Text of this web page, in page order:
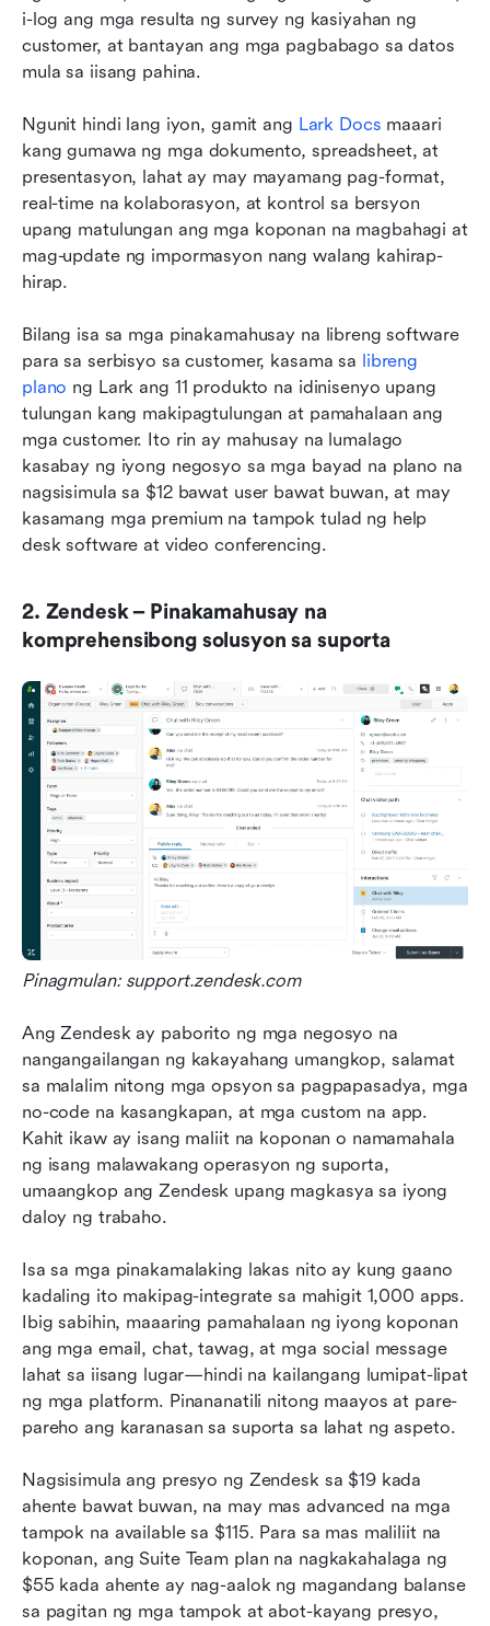
i-log ang mga resulta ng survey ng kasiyahan ng
customer, at bantayan ang mga pagbabago sa datos
mula sa iisang pahina.
Ngunit hindi lang iyon, gamit ang Lark Docs maaari
kang gumawa ng mga dokumento, spreadsheet, at
presentasyon, lahat ay may mayamang pag-format,
real-time na kolaborasyon, at kontrol sa bersyon
upang matulungan ang mga koponan na magbahagi at
mag-update ng impormasyon nang walang kahirap-
hirap.
Bilang isa sa mga pinakamahusay na libreng software
para sa serbisyo sa customer, kasama sa libreng
plano ng Lark ang 11 produkto na idinisenyo upang
tulungan kang makipagtulungan at pamahalaan ang
mga customer. Ito rin ay mahusay na lumalago
kasabay ng iyong negosyo sa mga bayad na plano na
nagsisimula sa $12 bawat user bawat buwan, at may
kasamang mga premium na tampok tulad ng help
desk software at video conferencing.
2. Zendesk – Pinakamahusay na
komprehensibong solusyon sa suporta
Pinagmulan: support.zendesk.com
Ang Zendesk ay paborito ng mga negosyo na
nangangailangan ng kakayahang umangkop, salamat
sa malalim nitong mga opsyon sa pagpapasadya, mga
no-code na kasangkapan, at mga custom na app.
Kahit ikaw ay isang maliit na koponan o namamahala
ng isang malawakang operasyon ng suporta,
umaangkop ang Zendesk upang magkasya sa iyong
daloy ng trabaho.
Isa sa mga pinakamalaking lakas nito ay kung gaano
kadaling ito makipag-integrate sa mahigit 1,000 apps.
Ibig sabihin, maaaring pamahalaan ng iyong koponan
ang mga email, chat, tawag, at mga social message
lahat sa iisang lugar—hindi na kailangang lumipat-lipat
ng mga platform. Pinananatili nitong maayos at pare-
pareho ang karanasan sa suporta sa lahat ng aspeto.
Nagsisimula ang presyo ng Zendesk sa $19 kada
ahente bawat buwan, na may mas advanced na mga
tampok na available sa $115. Para sa mas maliliit na
koponan, ang Suite Team plan na nagkakahalaga ng
$55 kada ahente ay nag-aalok ng magandang balanse
sa pagitan ng mga tampok at abot-kayang presyo,